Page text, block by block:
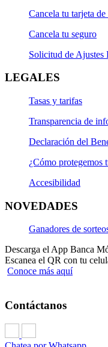
Cancela tu tarjeta
Cancela tu seguro
Solicitud de Ajustes
LEGALES
Tasas y tarifas
Transparencia de
Declaración del
¿Cómo protegemos
Accesibilidad
NOVEDADES
Ganadores de
Descarga el App Banca
Escanea el QR con tu
Conoce más aquí
Contáctanos